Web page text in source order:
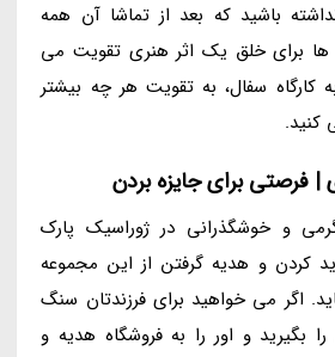
باشید که بعد از تماشا آن همه
برای خلق یک اثر هنری تقویت می
کارگاه سفال، به تقویت هر چه بیشتر
کنید.
| فرصتی برای جایزه بردن
و خوشگذرانی در ژوراسیک پارک
کردن و هدیه گرفتن از این مجموعه
اگر می خواهید برای فرزندتان سنگ
بگیرید و اور را به فروشگاه هدیه و